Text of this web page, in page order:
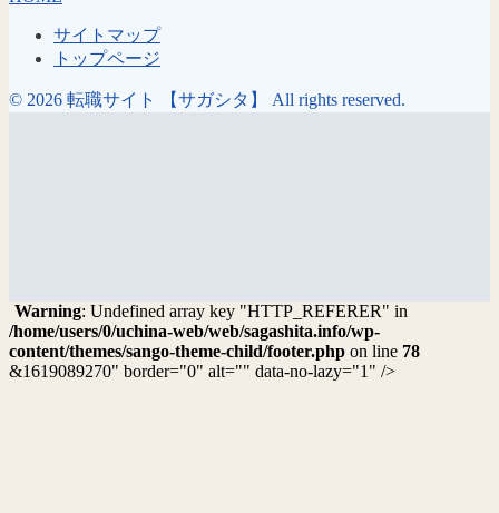
サイトマップ
トップページ
© 2026 転職サイト 【サガシタ】 All rights reserved.
Warning: Undefined array key "HTTP_REFERER" in
/home/users/0/uchina-web/web/sagashita.info/wp-
content/themes/sango-theme-child/footer.php on line 78
&1619089270" border="0" alt="" data-no-lazy="1" />